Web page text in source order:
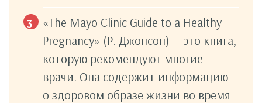
«The Mayo Clinic Guide to a Healthy
Pregnancy» (Р. Джонсон) — это книга,
которую рекомендуют многие
врачи. Она содержит информацию
о здоровом образе жизни во время